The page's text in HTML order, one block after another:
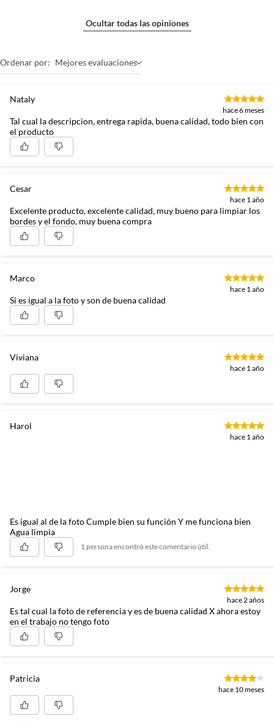
Ocultar todas las opiniones
Ordenar por: Mejores evaluaciones
Nataly
hace 6 meses
Tal cual la descripcion, entrega rapida, buena calidad, todo bien con
el producto
Cesar
hace 1 año
Excelente producto, excelente calidad, muy bueno para limpiar los
bordes y el fondo, muy buena compra
Marco
hace 1 año
Si es igual a la foto y son de buena calidad
Viviana
hace 1 año
Harol
hace 1 año
Es igual al de la foto Cumple bien su función Y me funciona bien
Agua limpia
1 persona encontró este comentario útil.
Jorge
hace 2 años
Es tal cual la foto de referencia y es de buena calidad X ahora estoy
en el trabajo no tengo foto
Patricia
hace 10 meses